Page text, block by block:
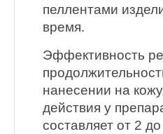
пеллентами
время.
Эффектив­ность
нанесении на
действия у
составляет от 2